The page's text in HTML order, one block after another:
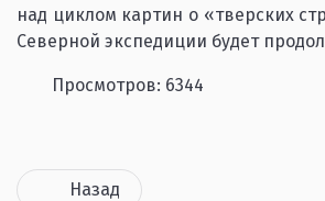
над циклом картин о «тверских
Северной экспедиции будет
Просмотров: 6344
Назад